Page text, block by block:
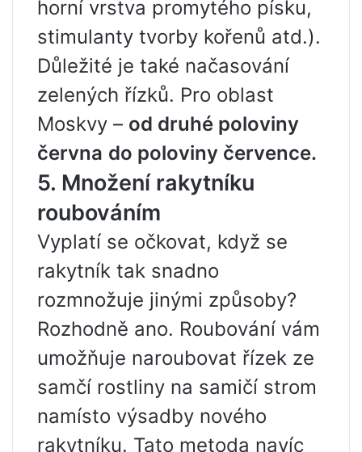
horní vrstva promytého písku,
stimulanty tvorby kořenů atd.).
Důležité je také načasování
zelených řízků. Pro oblast
Moskvy – od druhé poloviny
června do poloviny července.
5. Množení rakytníku
roubováním
Vyplatí se očkovat, když se
rakytník tak snadno
rozmnožuje jinými způsoby?
Rozhodně ano. Roubování vám
umožňuje naroubovat řízek ze
samčí rostliny na samičí strom
namísto výsadby nového
rakytníku. Tato metoda navíc